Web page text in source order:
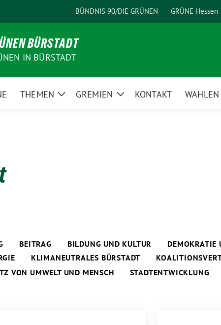
BÜNDNIS 90/DIE GRÜNEN GRÜNE Hessen
BÜRSTADT
IN BÜRSTADT
THEMEN
ZeigeGREMIEN
ZeigeKONTAKT WAHLEN
BEITRAG BILDUNG UND KULTUR DEMOKRATIE
KLIMANEUTRALES BÜRSTADT
VON UMWELT UND MENSCH
STADTENTWICKLUNG